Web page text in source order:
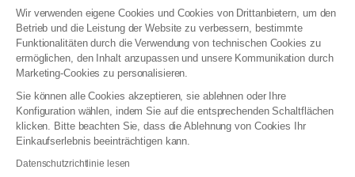
Wir verwenden eigene Cookies und Cookies von Drittanbietern, um den
Betrieb und die Leistung der Website zu verbessern, bestimmte
Funktionalitäten durch die Verwendung von technischen Cookies zu
ermöglichen, den Inhalt anzupassen und unsere Kommunikation durch
Marketing-Cookies zu personalisieren.
Sie können alle Cookies akzeptieren, sie ablehnen oder Ihre
Konfiguration wählen, indem Sie auf die entsprechenden Schaltflächen
klicken. Bitte beachten Sie, dass die Ablehnung von Cookies Ihr
Einkaufserlebnis beeinträchtigen kann.
Datenschutzrichtlinie lesen
AGB Treueprogramm
Datenschutzrichtlinien
Allgemeine Geschäftsbedingungen für Geschäftskunden
Erklärung zur Barrierefreiheit